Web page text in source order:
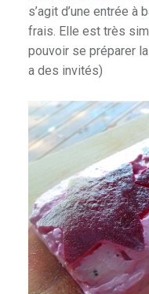
s’agit d’une entrée
frais. Elle est très
pouvoir se préparer
a des invités)